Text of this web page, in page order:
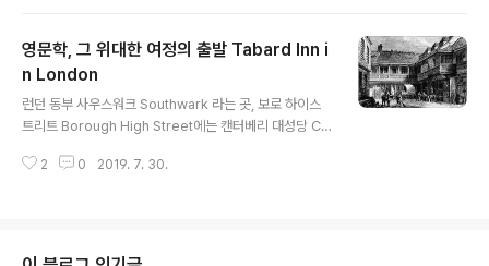
살해한다"고 말야. 아무 죄 없는 잠, 걱정이라는 뒤엉킨 실
타래를 풀어주는 잠, 하루하루 삶의 위안이며, 고된 노동의
목욕탕이고 상처받은 영혼의 진정제이며, 위대한 자연의
두번째 과정이고 삶이란 축제에 가장 중요한 영양을 공급
하는 그 잠 말이지. Methought I heard a voice cry,
“Sleep no more! M..
영문학, 그 위대한 여정의 출발 Tabard Inn i
n London
런던 동부 사우스워크 Southwark 라는 곳, 보로 하이스
트리트 Borough High Street에는 캔터베리 대성당 Ca
세기까지 타바드 Tabard 라는 숙박시설이 있었다. 그 유
순례를 떠나는 사람들이 묵어가는 곳으로 등장한다. From
2 0 2019. 7. 30.